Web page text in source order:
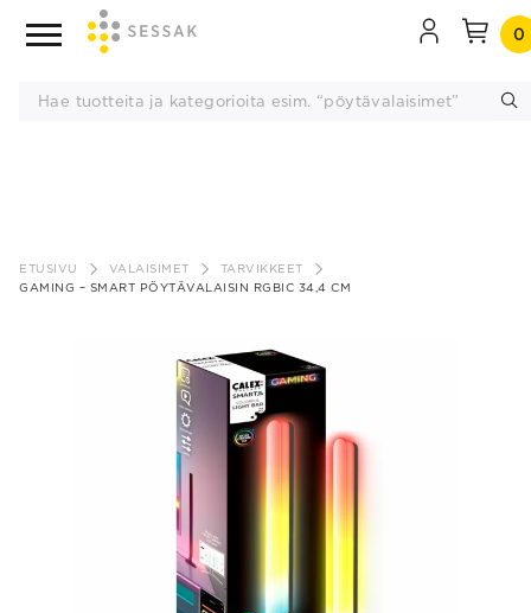
sisältöön
0
ETUSIVU VALAISIMET
TARVIKKEET
GAMING – SMART PÖYTÄVALAISIN RGBIC 34,4 CM